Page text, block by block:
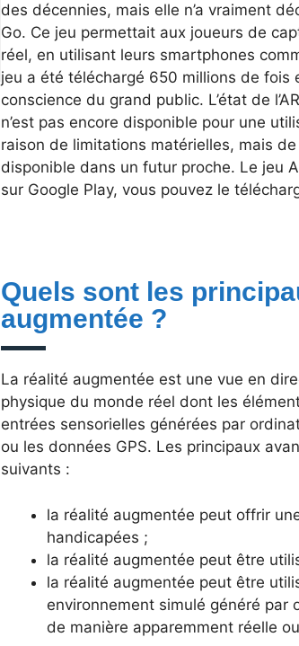
des décennies, mais elle n’a vraiment
Go. Ce jeu permettait aux joueurs de
réel, en utilisant leurs smartphones
jeu a été téléchargé 650 millions de fois
conscience du grand public. L’état de
n’est pas encore disponible pour une
raison de limitations matérielles, mais
disponible dans un futur proche. Le jeu
sur Google Play, vous pouvez le
Quels sont les
augmentée ?
La réalité augmentée est une vue en
physique du monde réel dont les
entrées sensorielles générées par
ou les données GPS. Les principaux
suivants :
la réalité augmentée peut offrir
handicapées ;
la réalité augmentée peut être
la réalité augmentée peut être
environnement simulé généré par
de manière apparemment réelle